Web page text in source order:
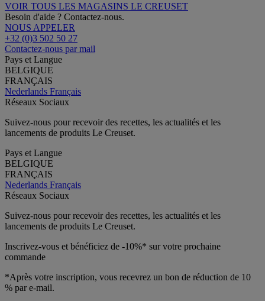
VOIR TOUS LES MAGASINS LE CREUSET
Besoin d'aide ? Contactez-nous.
NOUS APPELER
+32 (0)3 502 50 27
Contactez-nous par mail
Pays et Langue
BELGIQUE
FRANÇAIS
Nederlands Français
Réseaux Sociaux
Suivez-nous pour recevoir des recettes, les actualités et les
lancements de produits Le Creuset.
Pays et Langue
BELGIQUE
FRANÇAIS
Nederlands Français
Réseaux Sociaux
Suivez-nous pour recevoir des recettes, les actualités et les
lancements de produits Le Creuset.
Inscrivez-vous et bénéficiez de -10%* sur votre prochaine
commande
*Après votre inscription, vous recevrez un bon de réduction de 10
% par e-mail.